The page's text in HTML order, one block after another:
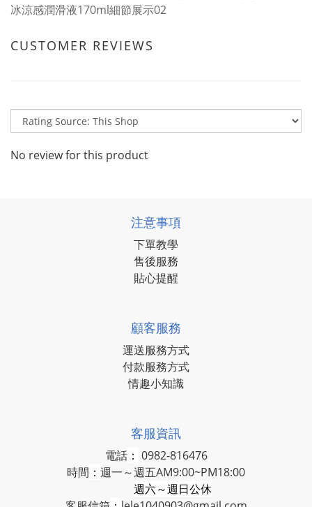
CUSTOMER REVIEWS
No review for this product
注意事項
下單教學
售後服務
貼心提醒
顧客服務
運送服務方式
付款服務方式
情趣小知識
客服資訊
電話： 0982-816476
時間 ： 週一～週五AM9:00~PM18:00
週六～週日公休